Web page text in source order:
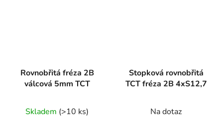
Rovnobřitá fréza 2B
válcová 5mm TCT
Skladem (>10 ks)
Stopková rovnobřitá
TCT fréza 2B 4xS12,7
Na dotaz